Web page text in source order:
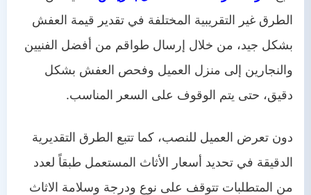
الطرق غير التقريبية المختلفة في تقدير قيمة العفش
بشكل جيد، من خلال إرسال طواقم من أفضل الفنيين
والنجارين إلى منزل العميل وفحص العفش بشكل
دقيق، حتى يتم الوقوف على السعر المناسب.
دون تعرض العميل للنصب، كما تتبع الطرق التقديرية
الدقيقة في تحديد أسعار الأثاث المستعمل طبقاً لعدد
من المتطلبات تتوقف على نوع ودرجة وسلامة الاثاث